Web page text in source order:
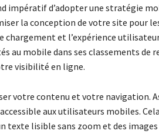
impératif d’adopter une stratégie
la conception de votre site pour
chargement et l’expérience
au mobile dans ses classements de
visibilité en ligne.
votre contenu et votre navigation.
aux utilisateurs mobiles.
texte lisible sans zoom et des